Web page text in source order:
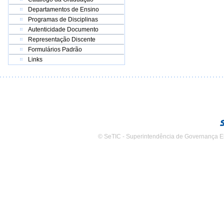
Departamentos de Ensino
Programas de Disciplinas
Autenticidade Documento
Representação Discente
Formulários Padrão
Links
© SeTIC - Superintendência de Governança